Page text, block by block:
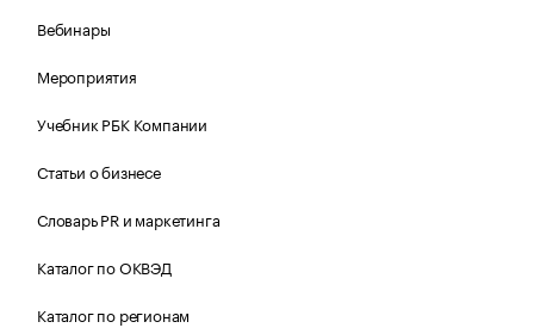
Вебинары
Мероприятия
Учебник РБК Компании
Статьи о бизнесе
Словарь PR и маркетинга
Каталог по ОКВЭД
Каталог по регионам